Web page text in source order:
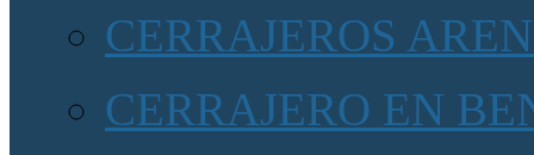
CERRAJEROS
CERRAJERO EN